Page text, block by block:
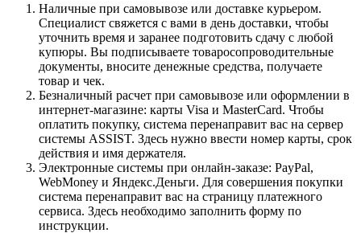
Наличные при самовывозе или доставке курьером.
Специалист свяжется с вами в день доставки, чтобы
уточнить время и заранее подготовить сдачу с любой
купюры. Вы подписываете товаросопроводительные
документы, вносите денежные средства, получаете
товар и чек.
Безналичный расчет при самовывозе или оформлении в
интернет-магазине: карты Visa и MasterCard. Чтобы
оплатить покупку, система перенаправит вас на сервер
системы ASSIST. Здесь нужно ввести номер карты, срок
действия и имя держателя.
Электронные системы при онлайн-заказе: PayPal,
WebMoney и Яндекс.Деньги. Для совершения покупки
система перенаправит вас на страницу платежного
сервиса. Здесь необходимо заполнить форму по
инструкции.